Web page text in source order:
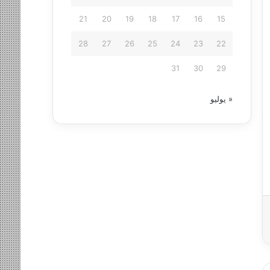
15
16
17
18
19
20
21
22
23
24
25
26
27
28
29
30
31
« يوليو